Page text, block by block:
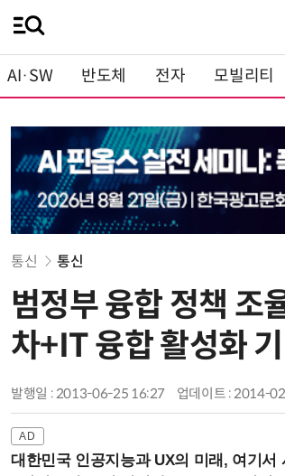
AI·SW 반도체 전자 모빌리티
통신 통신
범정부 융합 정책
차+IT 융합 활성화
발행일 : 2013-06-25 16:27 업데이트 : 2014-
대한민국 인공지능과 UX의 미래, 여기서